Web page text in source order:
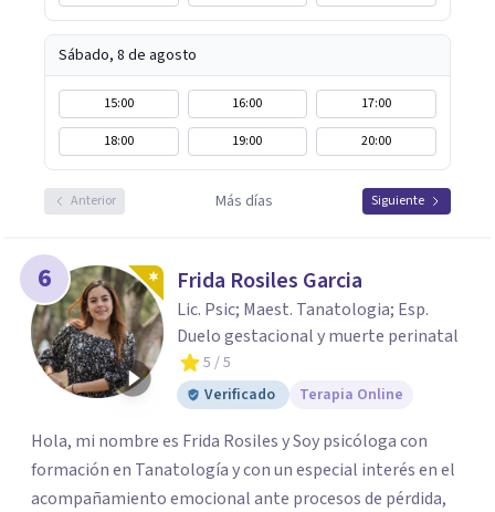
Sábado, 8 de agosto
15:00 16:00
17:00
18:00
19:00 20:00
Anterior Más días Siguiente
6 Frida Rosiles Garcia
Lic. Psic; Maest. Tanatologia; Esp.
Duelo gestacional y muerte perinatal
5 / 5
Verificado
Terapia Online
Hola, mi nombre es Frida Rosiles y Soy psicóloga con
formación en Tanatología y con un especial interés en el
acompañamiento emocional ante procesos de pérdida,